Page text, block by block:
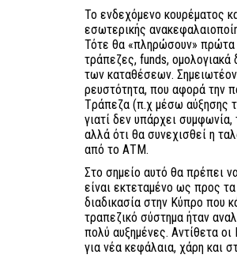
Το ενδεχόμενο κουρέματος
εσωτερικής
Τότε θα «πληρώσουν» πρώτα
τράπεζες, funds, ομολογιακά
των καταθέσεων.
ρευστότητα, που αφορά την
Tράπεζα (π.χ μέσω αύξησης
γιατί δεν υπάρχει
αλλά ότι θα συνεχισθεί η
από το ΑΤΜ.
Στο σημείο αυτό θα πρέπει
είναι εκτεταμένο ως προς
διαδικασία στην Κύπρο που
τραπεζικό σύστημα ήταν
πολύ αυξημένες. Αντίθετα
για νέα κεφάλαια, χάρη και